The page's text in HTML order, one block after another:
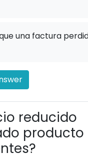
una factura
reducido
producto